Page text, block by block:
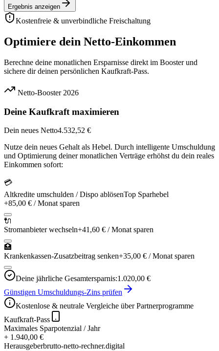
Ergebnis anzeigen
Kostenfreie & unverbindliche Freischaltung
Optimiere dein Netto-Einkommen
Berechne deine monatlichen Ersparnisse direkt im Booster und
sichere dir deinen persönlichen Kaufkraft-Pass.
Netto-Booster 2026
Deine Kaufkraft maximieren
Dein neues Netto4.532,52 €
Nutze dein neues Gehalt als Hebel. Durch intelligente Umschuldung
und Optimierung deiner monatlichen Verträge erhöhst du dein reales
Einkommen sofort:
💳
Altkredite umschulden / Dispo ablösenTop Sparhebel
+85,00 € / Monat sparen
🔌
Stromanbieter wechseln+41,60 € / Monat sparen
🏥
Krankenkassen-Zusatzbeitrag senken+35,00 € / Monat sparen
Deine jährliche Gesamtersparnis:1.020,00 €
Günstigen Umschuldungs-Zins prüfen
Kostenlose & neutrale Vergleiche über Partnerprogramme
Kaufkraft-Pass
Maximales Sparpotenzial / Jahr
+ 1.940,00 €
Herausgeberbrutto-netto-rechner.digital